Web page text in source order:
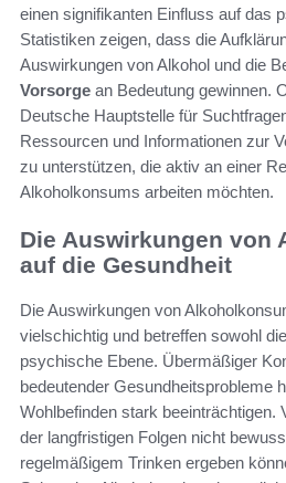
einen signifikanten Einfluss auf das
Statistiken zeigen, dass die
Auswirkungen von Alkohol und die
Vorsorge an Bedeutung gewinnen.
Deutsche Hauptstelle für
Ressourcen und Informationen zur
zu unterstützen, die aktiv an einer
Alkoholkonsums arbeiten möchten.
Die Auswirkungen von
auf die Gesundheit
Die Auswirkungen von
vielschichtig und betreffen sowohl
psychische Ebene. Übermäßiger
bedeutender Gesundheitsprobleme
Wohlbefinden stark beeinträchtigen.
der langfristigen Folgen nicht
regelmäßigem Trinken ergeben